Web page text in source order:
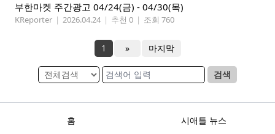
부한마켓 주간광고 04/24(금) - 04/30(목)
KReporter | 2026.04.24 | 추천 0 | 조회 760
1 » 마지막
검색
홈 시애틀 뉴스